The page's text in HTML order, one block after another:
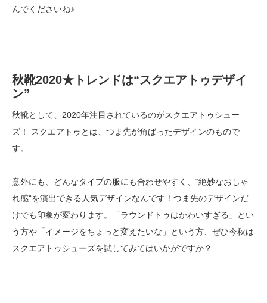
んでくださいね♪
秋靴2020★トレンドは“スクエアトゥデザイ
ン”
秋靴として、2020年注目されているのがスクエアトゥシュー
ズ！ スクエアトゥとは、つま先が角ばったデザインのもので
す。
意外にも、どんなタイプの服にも合わせやすく、“絶妙なおしゃ
れ感“を演出できる人気デザインなんです！つま先のデザインだ
けでも印象が変わります。「ラウンドトゥはかわいすぎる」とい
う方や「イメージをちょっと変えたいな」という方、ぜひ今秋は
スクエアトゥシューズを試してみてはいかがですか？